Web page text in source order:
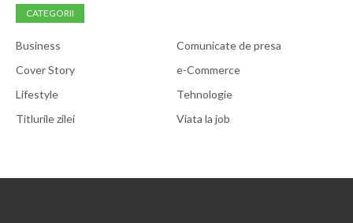
CATEGORII
Business
Comunicate de presa
Cover Story
e-Commerce
Lifestyle
Tehnologie
Titlurile zilei
Viata la job